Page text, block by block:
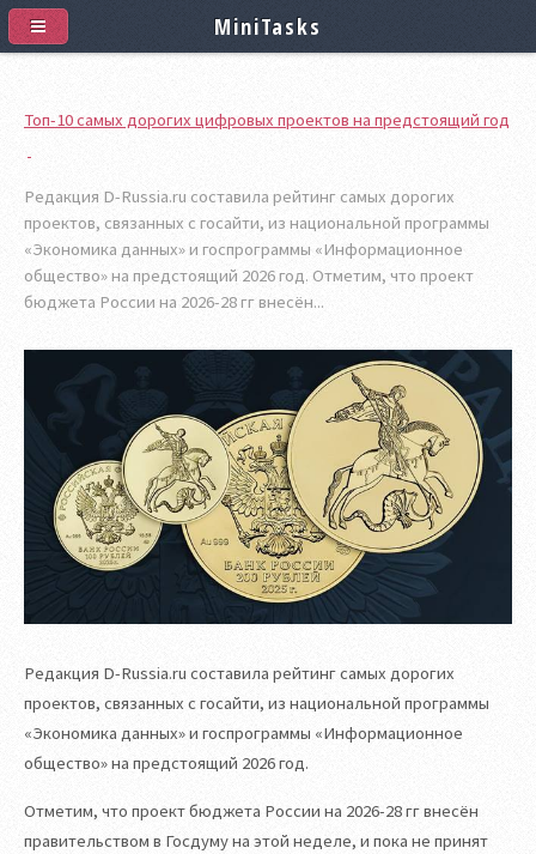
Топ-10 самых дорогих цифровых проектов на предстоящий год
Редакция D-Russia.ru составила рейтинг самых дорогих
проектов, связанных с госайти, из национальной программы
«Экономика данных» и госпрограммы «Информационное
общество» на предстоящий 2026 год. Отметим, что проект
бюджета России на 2026-28 гг внесён...
Редакция D-Russia.ru составила рейтинг самых дорогих
проектов, связанных с госайти, из национальной программы
«Экономика данных» и госпрограммы «Информационное
общество» на предстоящий 2026 год.
Отметим, что проект бюджета России на 2026-28 гг внесён
правительством в Госдуму на этой неделе, и пока не принят
MiniTasks